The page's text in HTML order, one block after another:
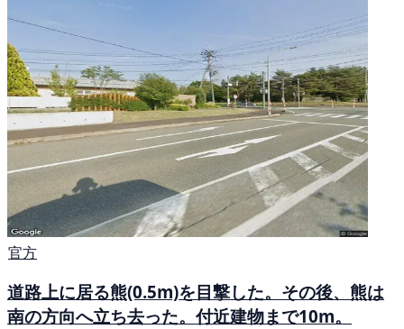
官方
道路上に居る熊(0.5m)を目撃した。その後、熊は
南の方向へ立ち去った。付近建物まで10m。